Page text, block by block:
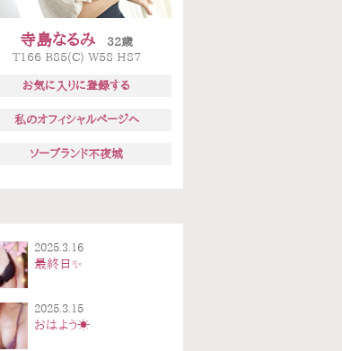
寺島なるみ
32歳
T166 B85(C) W58 H87
お気に入りに登録する
私のオフィシャルページへ
ソープランド不夜城
2025.3.16
最終日✨
2025.3.15
おはよう☀